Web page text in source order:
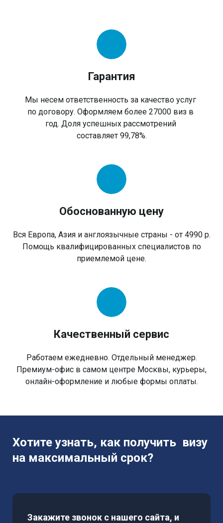
Гарантия
Мы несем ответственность за качество услуг
по договору. Оформляем более 27000 виз в
год. Доля успешных рассмотрений
составляет 99,78%.
Обоснованную цену
Вся Европа, Азия и англоязычные страны - от 4990 р.
Помощь квалифицированных специалистов по
приемлемой цене.
Качественный сервис
Работаем ежедневно. Отдельный менеджер.
Премиум-офис в самом центре Москвы, курьеры,
онлайн-оформление и любые формы оплаты.
Хотите узнать, как получить визу
на максимальный срок?
Закажите звонок с нашего сайта, и